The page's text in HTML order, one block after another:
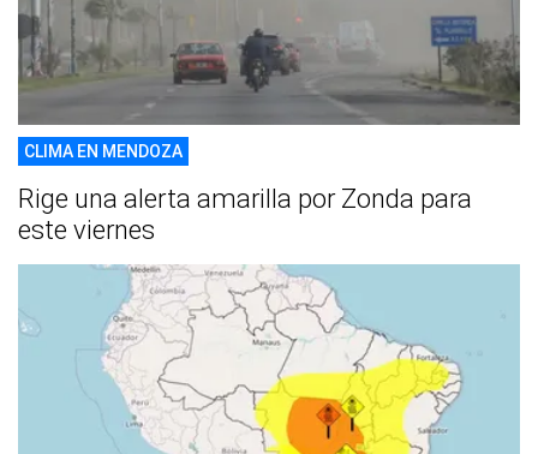
CLIMA EN MENDOZA
Rige una alerta amarilla por Zonda para
este viernes